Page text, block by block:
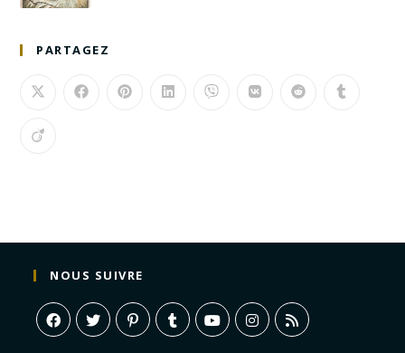
PARTAGEZ
NOUS SUIVRE